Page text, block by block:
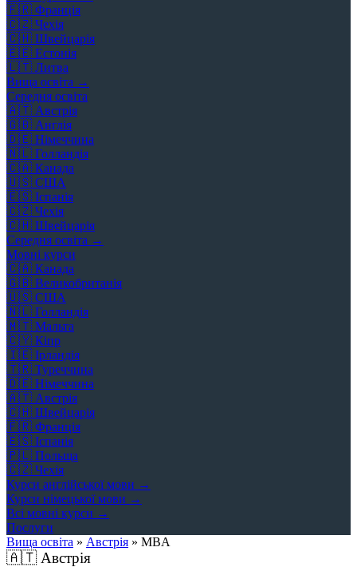
🇫🇷 Франція
🇨🇿 Чехія
🇨🇭 Швейцарія
🇪🇪 Естонія
🇱🇹 Литва
Вища освіта →
Середня освіта
🇦🇹 Австрія
🇬🇧 Англія
🇩🇪 Німеччина
🇳🇱 Голландія
🇨🇦 Канада
🇺🇸 США
🇪🇸 Іспанія
🇨🇿 Чехія
🇨🇭 Швейцарія
Середня освіта →
Мовні курси
🇨🇦 Канада
🇬🇧 Великобританія
🇺🇸 США
🇳🇱 Голландія
🇲🇹 Мальта
🇨🇾 Кіпр
🇮🇪 Ірландія
🇹🇷 Туреччина
🇩🇪 Німеччина
🇦🇹 Австрія
🇨🇭 Швейцарія
🇫🇷 Франція
🇪🇸 Іспанія
🇵🇱 Польща
🇨🇿 Чехія
Курси англійської мови →
Курси німецької мови →
Всі мовні курси →
Послуги
Вища освіта » Австрія » MBA
🇦🇹Австрія